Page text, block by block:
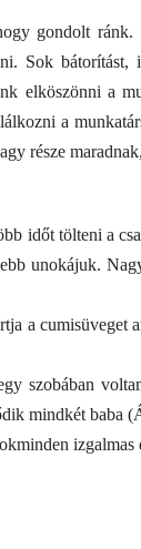
gondolt
Sok bátorítást,
elköszönni a
a
része
időt tölteni a
unokájuk.
a cumisüveget
szobában
mindkét baba